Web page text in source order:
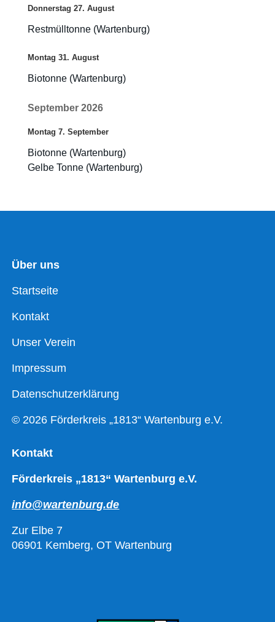
Donnerstag 27. August
Restmülltonne (Wartenburg)
Montag 31. August
Biotonne (Wartenburg)
September 2026
Montag 7. September
Biotonne (Wartenburg)
Gelbe Tonne (Wartenburg)
Über uns
Startseite
Kontakt
Unser Verein
Impressum
Datenschutzerklärung
© 2026 Förderkreis „1813“ Wartenburg e.V.
Kontakt
Förderkreis „1813“ Wartenburg e.V.
info@wartenburg.de
Zur Elbe 7
06901 Kemberg, OT Wartenburg